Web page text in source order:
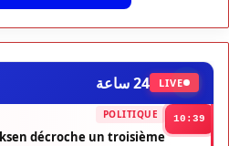
LIVE 24 ساعة
10:39
POLITIQUE
décroche un troisième